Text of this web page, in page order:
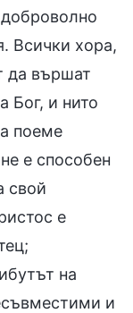
Всички хора,
да вършат
Бог, и нито
поеме
е способен
свой
е
на
и